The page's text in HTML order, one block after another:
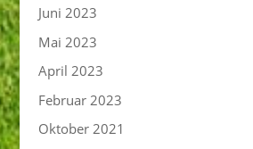
Juni 2023
Mai 2023
April 2023
Februar 2023
Oktober 2021